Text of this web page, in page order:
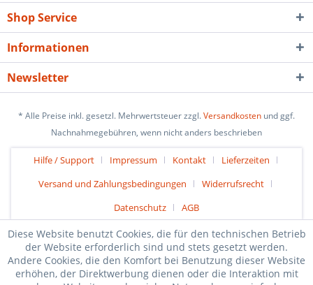
Shop Service
Informationen
Newsletter
* Alle Preise inkl. gesetzl. Mehrwertsteuer zzgl.Versandkosten und ggf.
Nachnahmegebühren, wenn nicht anders beschrieben
Hilfe / Support Impressum Kontakt
Lieferzeiten
Versand und Zahlungsbedingungen
Widerrufsrecht
Datenschutz
AGB
Diese Website benutzt Cookies, die für den technischen Betrieb
der Website erforderlich sind und stets gesetzt werden.
Andere Cookies, die den Komfort bei Benutzung dieser Website
erhöhen, der Direktwerbung dienen oder die Interaktion mit